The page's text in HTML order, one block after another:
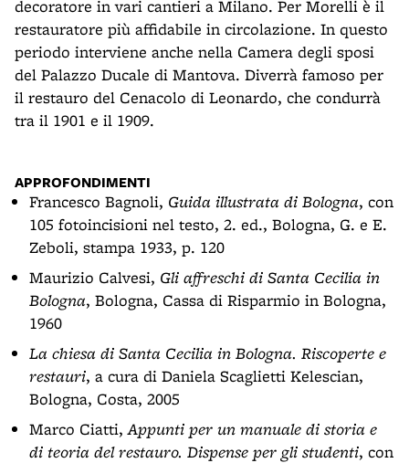
decoratore in vari cantieri a Milano. Per Morelli è il
restauratore più affidabile in circolazione. In questo
periodo interviene anche nella Camera degli sposi
del Palazzo Ducale di Mantova. Diverrà famoso per
il restauro del Cenacolo di Leonardo, che condurrà
tra il 1901 e il 1909.
APPROFONDIMENTI
Francesco Bagnoli, Guida illustrata di Bologna, con
105 fotoincisioni nel testo, 2. ed., Bologna, G. e E.
Zeboli, stampa 1933, p. 120
Maurizio Calvesi, Gli affreschi di Santa Cecilia in
Bologna, Bologna, Cassa di Risparmio in Bologna,
1960
La chiesa di Santa Cecilia in Bologna. Riscoperte e
restauri, a cura di Daniela Scaglietti Kelescian,
Bologna, Costa, 2005
Marco Ciatti,Appunti per un manuale di storia e
di teoria del restauro. Dispense per gli studenti, con